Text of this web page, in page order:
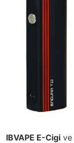
IBVAPE E-Cigi ve